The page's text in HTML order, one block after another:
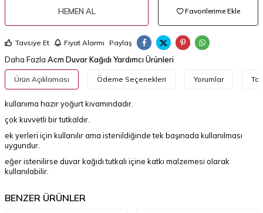
HEMEN AL Favorilerime Ekle
Tavsiye Et Fiyat Alarmı Paylaş
Daha Fazla Acm Duvar Kağıdı Yardımcı Ürünleri
Ürün Açıklaması Ödeme Seçenekleri Yorumlar
kullanıma hazır yoğurt kıvamındadır.
çok kuvvetli bir tutkaldır.
ek yerleri için kullanılır ama istenildiğinde tek başınada kullanılması
uygundur.
eğer istenilirse duvar kağıdı tutkalı içine katkı malzemesi olarak
kullanılabilir.
BENZER ÜRÜNLER